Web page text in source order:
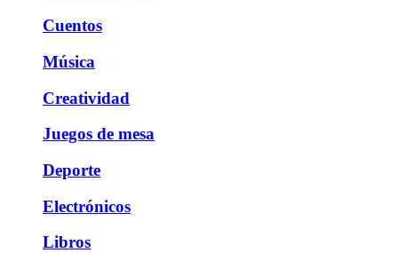
Cuentos
Música
Creatividad
Juegos de mesa
Deporte
Electrónicos
Libros